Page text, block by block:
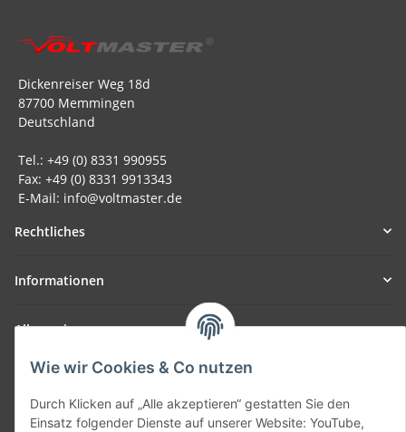
Wie wir Cookies & Co nutzen
Durch Klicken auf „Alle akzeptieren“ gestatten Sie den
Einsatz folgender Dienste auf unserer Website: YouTube,
Dickenreiser Weg 18d
87700 Memmingen
Deutschland
Tel.: +49 (0) 8331 990955
Fax: +49 (0) 8331 9913343
E-Mail: info@voltmaster.de
Rechtliches
Informationen
Allgemein
Teil unseres Netzwerks:
SmoliTec - Safety. Simplified. Worldwide. ( B2B Shop )